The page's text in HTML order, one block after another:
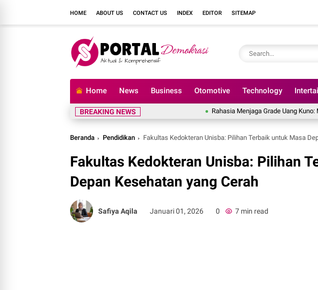
HOME ABOUT US CONTACT US INDEX EDITOR SITEMAP
Home News Business Otomotive Technology
BREAKING NEWS Rahasia Menjaga Grade Uang Kuno:
Beranda Pendidikan Fakultas Kedokteran Unisba: Pilihan Terbaik untuk Masa
Fakultas Kedokteran Unisba: Pilihan
Depan Kesehatan yang Cerah
Safiya Aqila Januari 01, 2026 0 7 min read